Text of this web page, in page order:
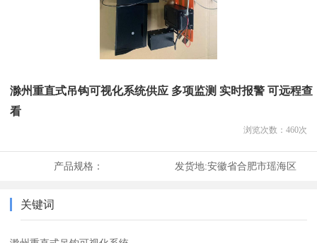
滁州重直式吊钩可视化系统供应 多项监测 实时报警 可远程查
看
浏览次数： 460次
产品规格： 发货地:安徽省合肥市瑶海区
关键词